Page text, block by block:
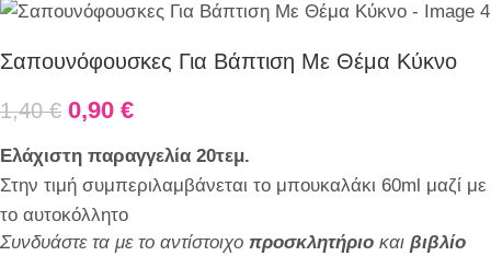
Σαπουνόφουσκες Για Βάπτιση Με Θέμα Κύκνο
1,40€ 0,90 €
Ελάχιστη παραγγελία 20τεμ.
Στην τιμή συμπεριλαμβάνεται το μπουκαλάκι 60ml μαζί με
το αυτοκόλλητο
Συνδυάστε τα με το αντίστοιχο προσκλητήριο και βιβλίο